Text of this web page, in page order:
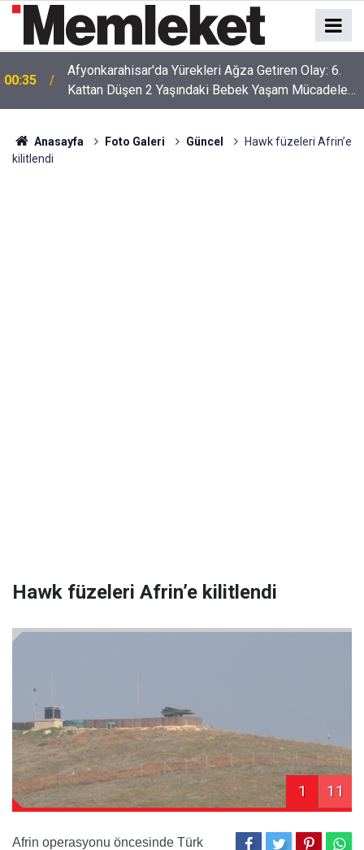
00:35
Afyonkarahisar'da Yürekleri Ağza Getiren Olay: 6.
Kattan Düşen 2 Yaşındaki Bebek Yaşam Mücadelesi
Veriyor
Anasayfa Foto Galeri Güncel
Hawk füzeleri Afrin’e
kilitlendi
Hawk füzeleri Afrin’e kilitlendi
1 11
Afrin operasyonu öncesinde Türk